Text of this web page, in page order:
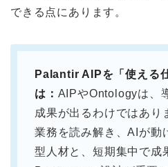
できる点にあります。
Palantir AIPを「使える
は： AIPやOntologyは、
成果が出るわけではあり
業務を読み解き、AIが動
型人材と、短期集中で成